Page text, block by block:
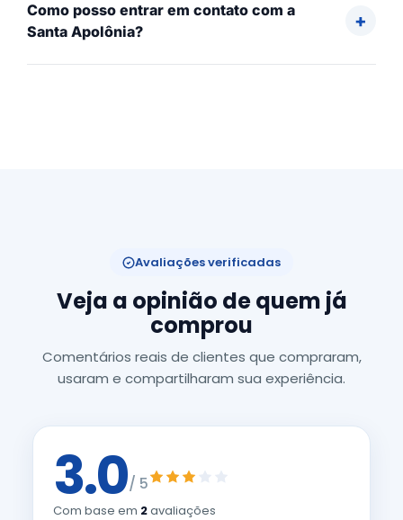
Como posso entrar em contato com a
Santa Apolônia?
Avaliações verificadas
Veja a opinião de quem já
comprou
Comentários reais de clientes que compraram,
usaram e compartilharam sua experiência.
3.0/ 5
Com base em 2avaliações